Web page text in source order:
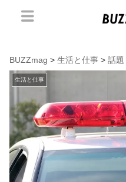
BUZZmag > 生活と仕事 > 話題
生活と仕事